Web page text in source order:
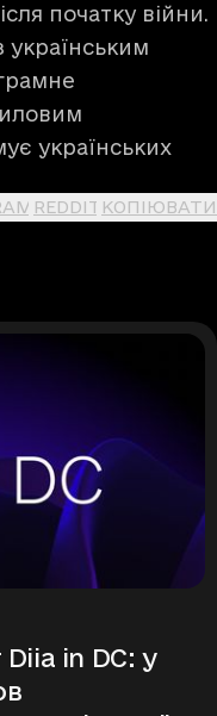
початку війни.
українським
українських
REDDIT КОПІЮВАТИ
Diia in DC: у